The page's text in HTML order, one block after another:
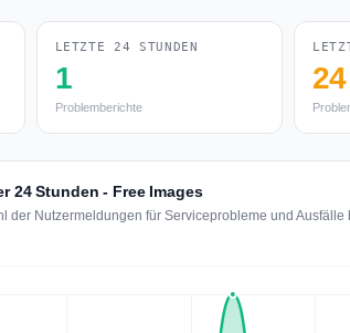
LETZTE 24 STUNDEN
1
Problemberichte
24
24 Stunden - Free Images
der Nutzermeldungen für Serviceprobleme und Ausfälle